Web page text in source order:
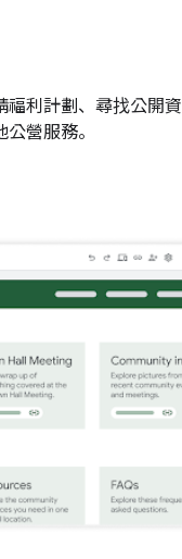
福利計劃、尋找公開資
營服務。